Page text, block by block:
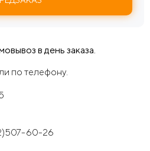
в день заказа.
по телефону.
60-26